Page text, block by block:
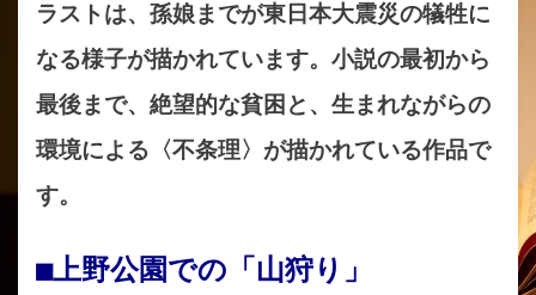
ラストは、孫娘までが東日本大震災の犠牲に
なる様子が描かれています。小説の最初から
最後まで、絶望的な貧困と、生まれながらの
環境による〈不条理〉が描かれている作品で
す。
■上野公園での「山狩り」